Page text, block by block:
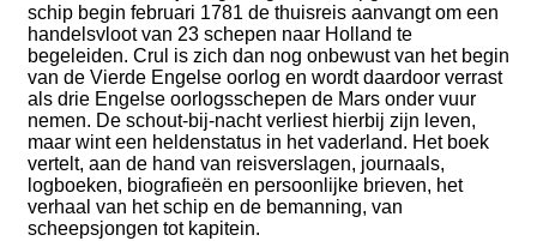
schip begin februari 1781 de thuisreis aanvangt om een
handelsvloot van 23 schepen naar Holland te
begeleiden. Crul is zich dan nog onbewust van het begin
van de Vierde Engelse oorlog en wordt daardoor verrast
als drie Engelse oorlogsschepen de Mars onder vuur
nemen. De schout-bij-nacht verliest hierbij zijn leven,
maar wint een heldenstatus in het vaderland. Het boek
vertelt, aan de hand van reisverslagen, journaals,
logboeken, biografieën en persoonlijke brieven, het
verhaal van het schip en de bemanning, van
scheepsjongen tot kapitein.